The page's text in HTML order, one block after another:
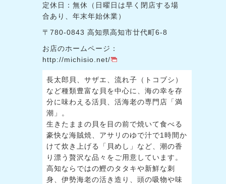
定休日：無休（日曜日は早く閉店する場
合あり、年末年始休業）
〒780-0843 高知県高知市廿代町6-8
お店のホームページ：
http://michisio.net/
長太郎貝、サザエ、流れ子（トコブシ）
など種類豊富な貝を中心に、海の幸を存
分に味わえる活貝、活海老の専門店「満
潮」。
生きたままの貝を目の前で焼いて食べる
豪快な海賊焼、アサリのゆで汁で1時間か
けて炊き上げる「貝めし」など、潮の香
り漂う贅沢な品々をご用意しています。
高知ならではの鰹のタタキや新鮮な刺
身、伊勢海老の活き造り、頭の吸物や味